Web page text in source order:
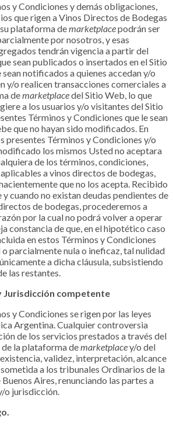
y Condiciones y demás obligaciones,
que rigen a Vinos Directos de Bodegas
plataforma demarketplacepodrán ser
por nosotros, y esas
tendrán vigencia a partir del
sean publicados o insertados en el Sitio
notificados a quienes accedan y/o
y/o realicen transacciones comerciales a
demarketplacedel Sitio Web, lo que
a los usuarios y/o visitantes del Sitio
Términos y Condiciones que le sean
que no hayan sido modificados. En
presentes Términos y Condiciones y/o
los mismos Usted no aceptara
de los términos, condiciones,
a vinos directos de bodegas,
que no los acepta. Recibido
y cuando no existan deudas pendientes de
de bodegas, procederemos a
por la cual no podrá volver a operar
constancia de que, en el hipotético caso
en estos Términos y Condiciones
parcialmente nula o ineficaz, tal nulidad
a dicha cláusula, subsistiendo
las restantes.
Jurisdicción competente
y Condiciones se rigen por las leyes
Argentina. Cualquier controversia
de los servicios prestados a través del
la plataforma demarketplacey/o del
validez, interpretación, alcance
a los tribunales Ordinarios de la
Aires, renunciando las partes a
o jurisdicción.